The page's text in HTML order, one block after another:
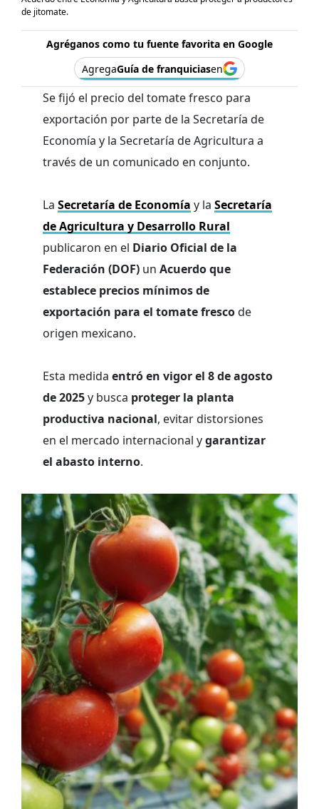
de jitomate.
Agréganos como tu fuente favorita en Google
AgregaGuía de franquiciasen
Se fijó el precio del tomate fresco para
exportación por parte de la Secretaría de
Economía y la Secretaría de Agricultura a
través de un comunicado en conjunto.
La Secretaría de Economía y la Secretaría
de Agricultura y Desarrollo Rural
publicaron en el Diario Oficial de la
Federación (DOF) un Acuerdo que
establece precios mínimos de
exportación para el tomate frescode
origen mexicano.
Esta medida entró en vigor el 8 de agosto
de 2025y busca proteger la planta
productiva nacional, evitar distorsiones
en el mercado internacional ygarantizar
el abasto interno.